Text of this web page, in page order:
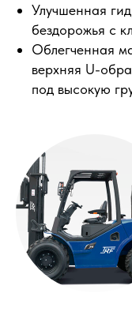
Улучшенная
бездорожья с
Облегченная
верхняя U-
под высокую